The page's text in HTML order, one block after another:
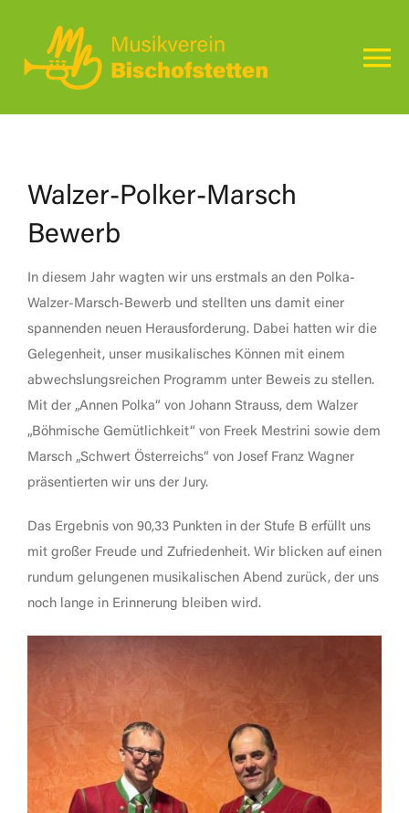
springen
Aktuelles
Über Uns
Kontakt
Walzer-Polker-Marsch
Bewerb
In diesem Jahr wagten wir uns erstmals an den Polka-
Walzer-Marsch-Bewerb und stellten uns damit einer
spannenden neuen Herausforderung. Dabei hatten wir die
Gelegenheit, unser musikalisches Können mit einem
abwechslungsreichen Programm unter Beweis zu stellen.
Mit der „Annen Polka“ von Johann Strauss, dem Walzer
„Böhmische Gemütlichkeit“ von Freek Mestrini sowie dem
Marsch „Schwert Österreichs“ von Josef Franz Wagner
präsentierten wir uns der Jury.
Das Ergebnis von 90,33 Punkten in der Stufe B erfüllt uns
mit großer Freude und Zufriedenheit. Wir blicken auf einen
rundum gelungenen musikalischen Abend zurück, der uns
noch lange in Erinnerung bleiben wird.